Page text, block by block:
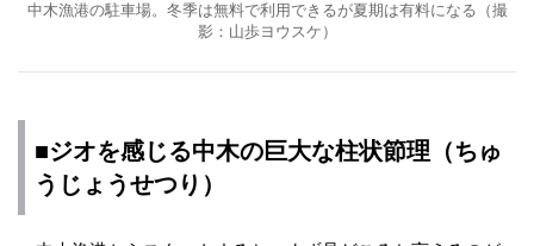
中木漁港の駐車場。冬季は無料で利用できるが夏期は有料になる（撮
影：山歩ヨウスケ）
■ジオを感じる中木の巨大な柱状節理（ちゅ
うじょうせつり）